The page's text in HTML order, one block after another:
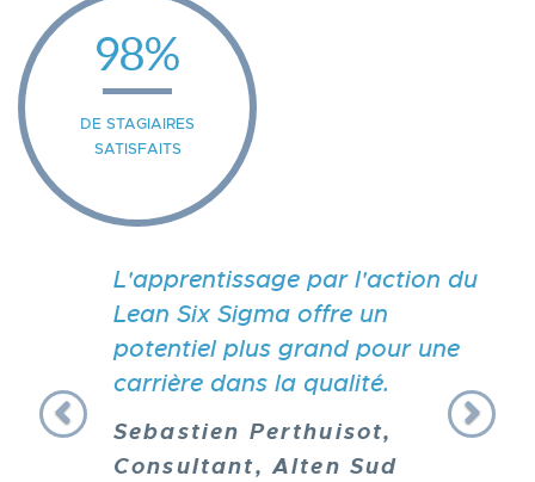
98%
DE STAGIAIRES
SATISFAITS
L'apprentissage par l'action du
Lean Six Sigma offre un
potentiel plus grand pour une
carrière dans la qualité.
Sebastien Perthuisot,
Consultant, Alten Sud